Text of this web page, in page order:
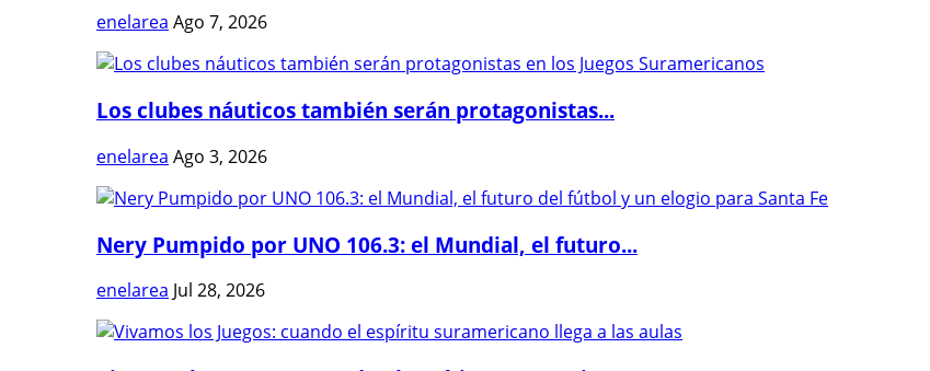
enelarea Ago 7, 2026
Los clubes náuticos también serán protagonistas...
enelarea Ago 3, 2026
Nery Pumpido por UNO 106.3: el Mundial, el futuro...
enelarea Jul 28, 2026